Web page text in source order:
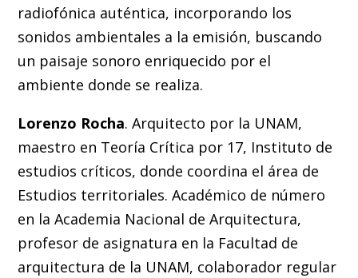
radiofónica auténtica, incorporando los
sonidos ambientales a la emisión, buscando
un paisaje sonoro enriquecido por el
ambiente donde se realiza.
Lorenzo Rocha. Arquitecto por la UNAM,
maestro en Teoría Crítica por 17, Instituto de
estudios críticos, donde coordina el área de
Estudios territoriales. Académico de número
en la Academia Nacional de Arquitectura,
profesor de asignatura en la Facultad de
arquitectura de la UNAM, colaborador regular